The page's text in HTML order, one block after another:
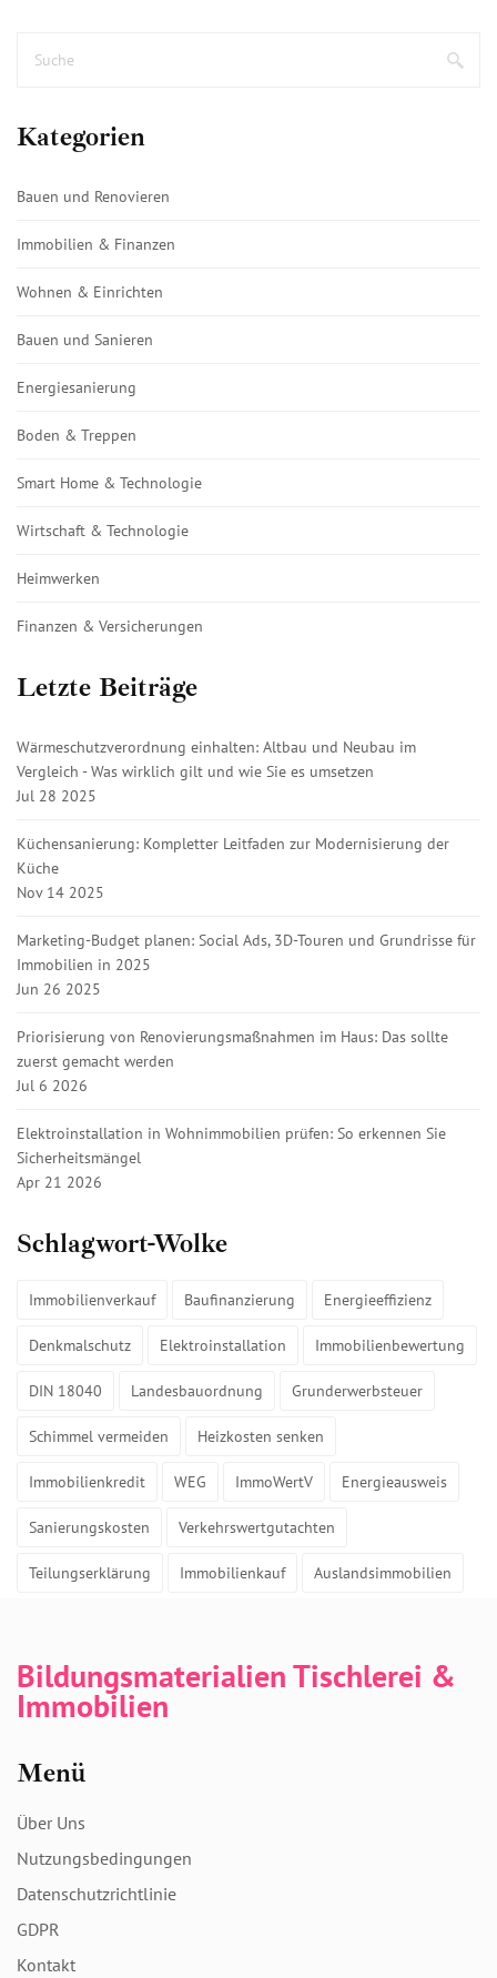
Kategorien
Bauen und Renovieren
Immobilien & Finanzen
Wohnen & Einrichten
Bauen und Sanieren
Energiesanierung
Boden & Treppen
Smart Home & Technologie
Wirtschaft & Technologie
Heimwerken
Finanzen & Versicherungen
Letzte Beiträge
Wärmeschutzverordnung einhalten: Altbau und Neubau im
Vergleich - Was wirklich gilt und wie Sie es umsetzen
Jul 28 2025
Küchensanierung: Kompletter Leitfaden zur Modernisierung der
Küche
Nov 14 2025
Marketing-Budget planen: Social Ads, 3D-Touren und Grundrisse für
Immobilien in 2025
Jun 26 2025
Priorisierung von Renovierungsmaßnahmen im Haus: Das sollte
zuerst gemacht werden
Jul 6 2026
Elektroinstallation in Wohnimmobilien prüfen: So erkennen Sie
Sicherheitsmängel
Apr 21 2026
Schlagwort-Wolke
Immobilienverkauf Baufinanzierung Energieeffizienz
Denkmalschutz Elektroinstallation Immobilienbewertung
DIN 18040 Landesbauordnung Grunderwerbsteuer
Schimmel vermeiden Heizkosten senken
Immobilienkredit WEG ImmoWertV Energieausweis
Sanierungskosten Verkehrswertgutachten
Teilungserklärung Immobilienkauf Auslandsimmobilien
Bildungsmaterialien Tischlerei &
Immobilien
Menü
Über Uns
Nutzungsbedingungen
Datenschutzrichtlinie
GDPR
Kontakt